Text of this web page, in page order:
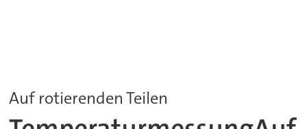
Auf rotierenden Teilen